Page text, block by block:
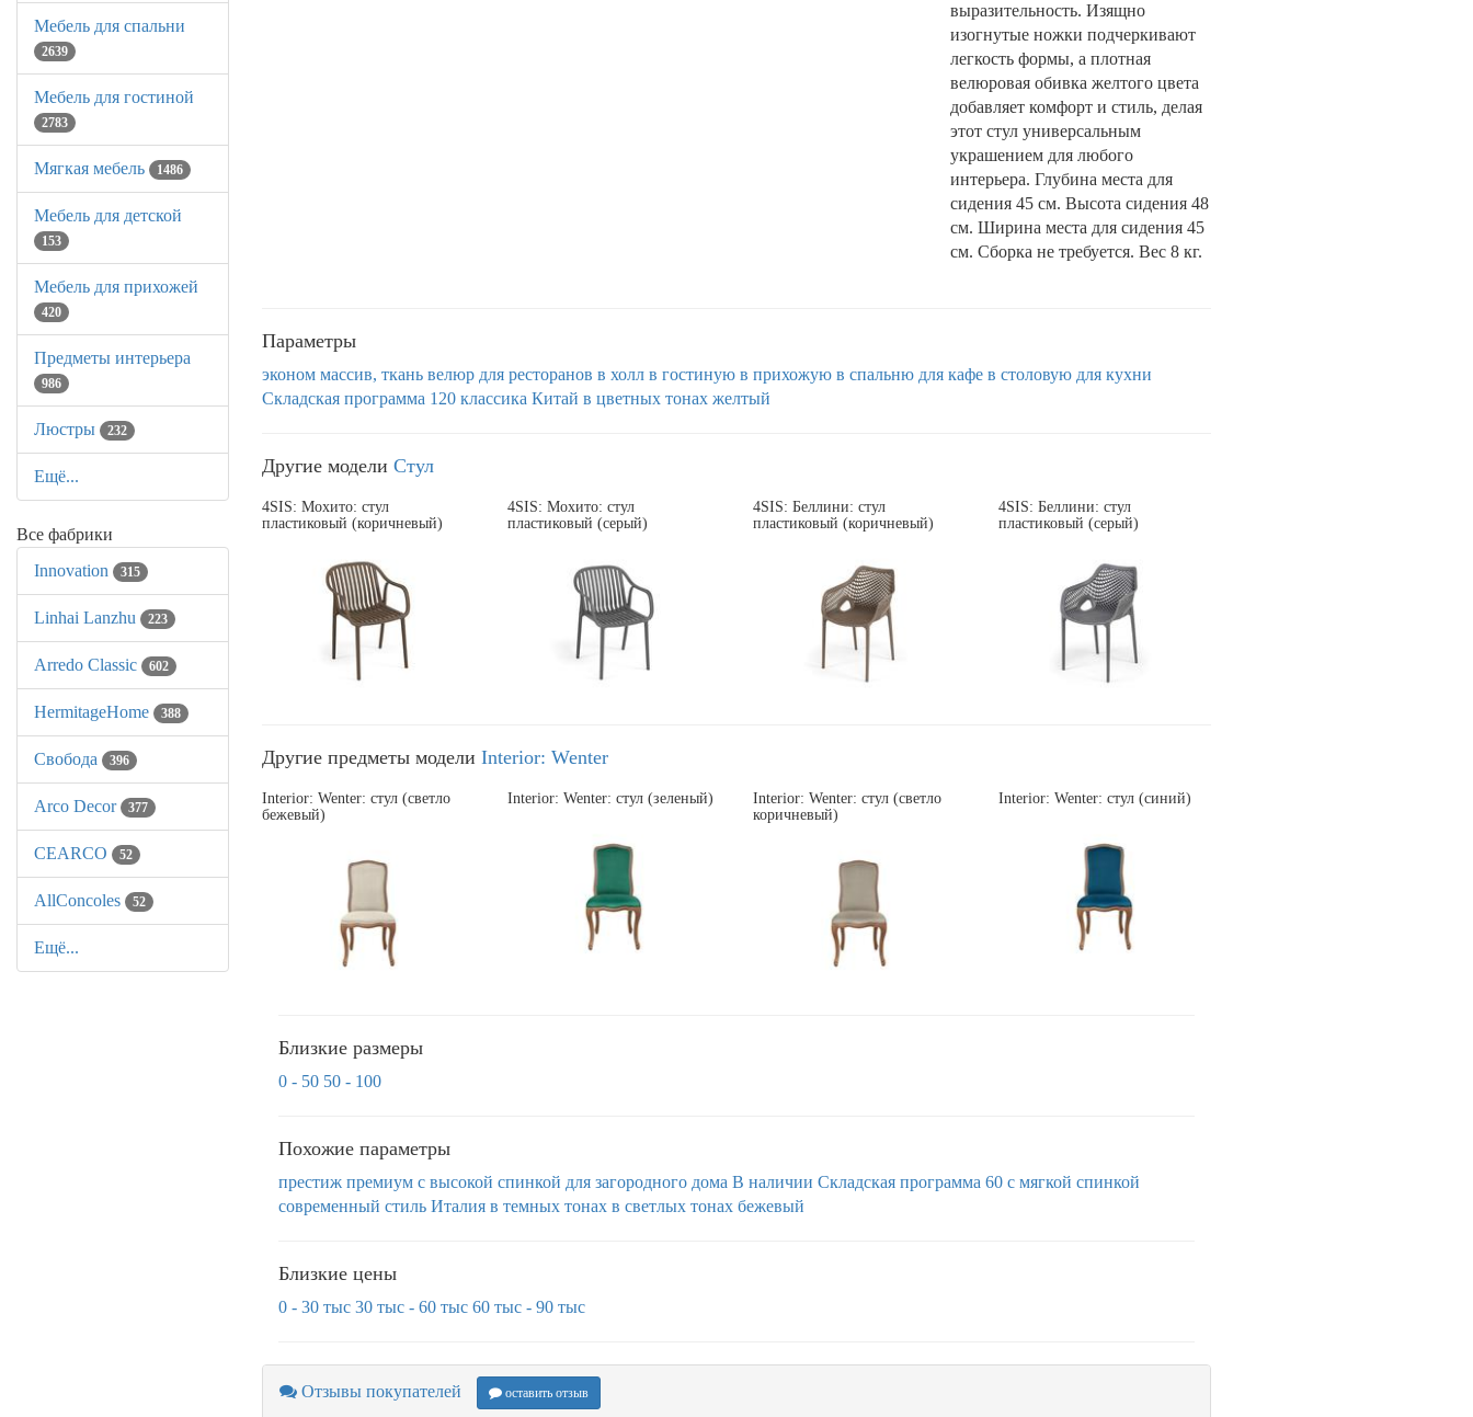
Мебель для спальни
2639
Мебель для гостиной
2783
Мягкая мебель 1486
Мебель для детской
153
Мебель для прихожей
420
Предметы интерьера
986
Люстры 232
Ещё...
Все фабрики
Innovation
315
Linhai Lanzhu 223
Arredo Classic 602
HermitageHome 388
Свобода 396
Arco Decor 377
CEARCO 52
AllСoncoles 52
Ещё...
выразительность. Изящно
изогнутые ножки подчеркивают
легкость формы, а плотная
велюровая обивка желтого цвета
добавляет комфорт и стиль, делая
этот стул универсальным
украшением для любого
интерьера. Глубина места для
сидения 45 см. Высота сидения 48
см. Ширина места для сидения 45
см. Сборка не требуется. Вес 8 кг.
Параметры
эконом массив, ткань велюр для ресторанов в холл в гостиную в прихожую в спальню для кафе в столовую для кухни
Складская программа 120 классика Китай в цветных тонах желтый
Другие модели Стул
4SIS: Мохито: стул
пластиковый (коричневый)
4SIS: Мохито: стул
пластиковый (серый)
4SIS: Беллини: стул
пластиковый (коричневый)
4SIS: Беллини: стул
пластиковый (серый)
Другие предметы модели Interior: Wenter
Interior: Wenter: стул (светло
бежевый)
Interior: Wenter: стул (зеленый)
Interior: Wenter: стул (светло
коричневый)
Interior: Wenter: стул (синий)
Близкие размеры
0 - 50 50 - 100
Похожие параметры
престиж премиум с высокой спинкой для загородного дома В наличии Складская программа 60 с мягкой спинкой
современный стиль Италия в темных тонах в светлых тонах бежевый
Близкие цены
0 - 30 тыс 30 тыс - 60 тыс 60 тыс - 90 тыс
Отзывы покупателей оставить отзыв